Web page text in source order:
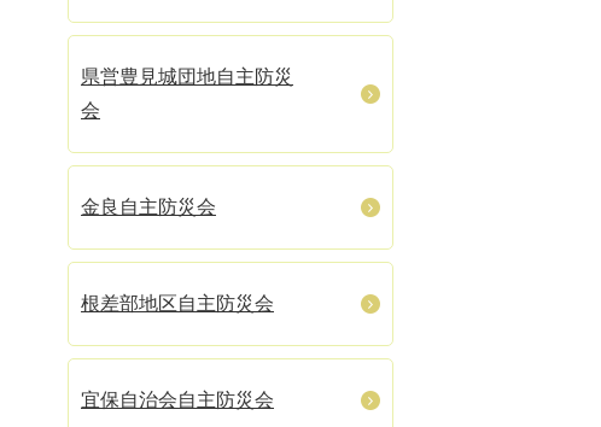
県営豊見城団地自主防災
会
金良自主防災会
根差部地区自主防災会
宜保自治会自主防災会